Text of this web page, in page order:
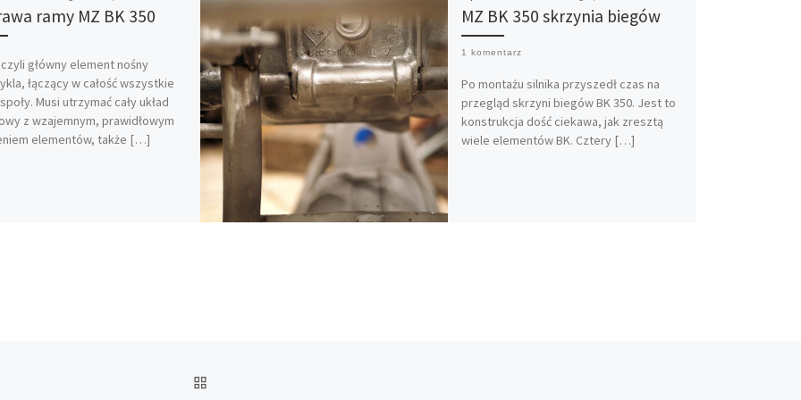
ramy MZ BK 350
główny element nośny
łączący w całość wszystkie
Musi utrzymać cały układ
z wzajemnym, prawidłowym
elementów, także […]
MZ BK 350 skrzynia biegów
1 komentarz
Po montażu silnika przyszedł czas na
przegląd skrzyni biegów BK 350. Jest to
konstrukcja dość ciekawa, jak zresztą
wiele elementów BK. Cztery […]